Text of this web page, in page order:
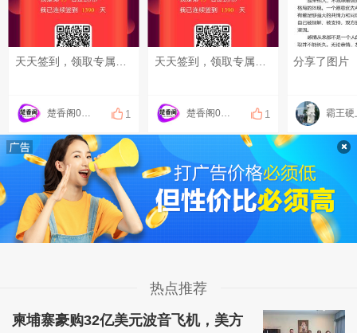
楚香阁098661188 1 楚香阁098661188 1
分享了图片
霸王硬
热点推荐
柬埔寨豪购32亿美元波音飞机，美方